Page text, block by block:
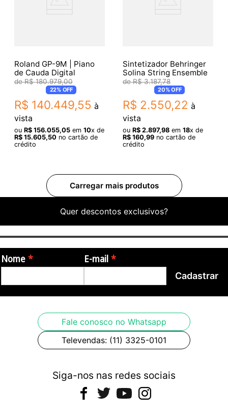
Roland GP-9M | Piano
de Cauda Digital
R$ 180.979,00
22%OFF
R$ 140.449,55 à
vista
ou R$ 156.055,05em 10x de
R$ 15.605,50no cartão de
crédito
Sintetizador Behringer
Solina String Ensemble
R$ 3.187,78
20%OFF
R$ 2.550,22 à
vista
ou R$ 2.897,98em 18x de
R$ 160,99no cartão de
crédito
Quer descontos exclusivos?
Nome E-mail
Cadastrar
Fale conosco no Whatsapp
Televendas: (11) 3325-0101
Siga-nos nas redes sociais